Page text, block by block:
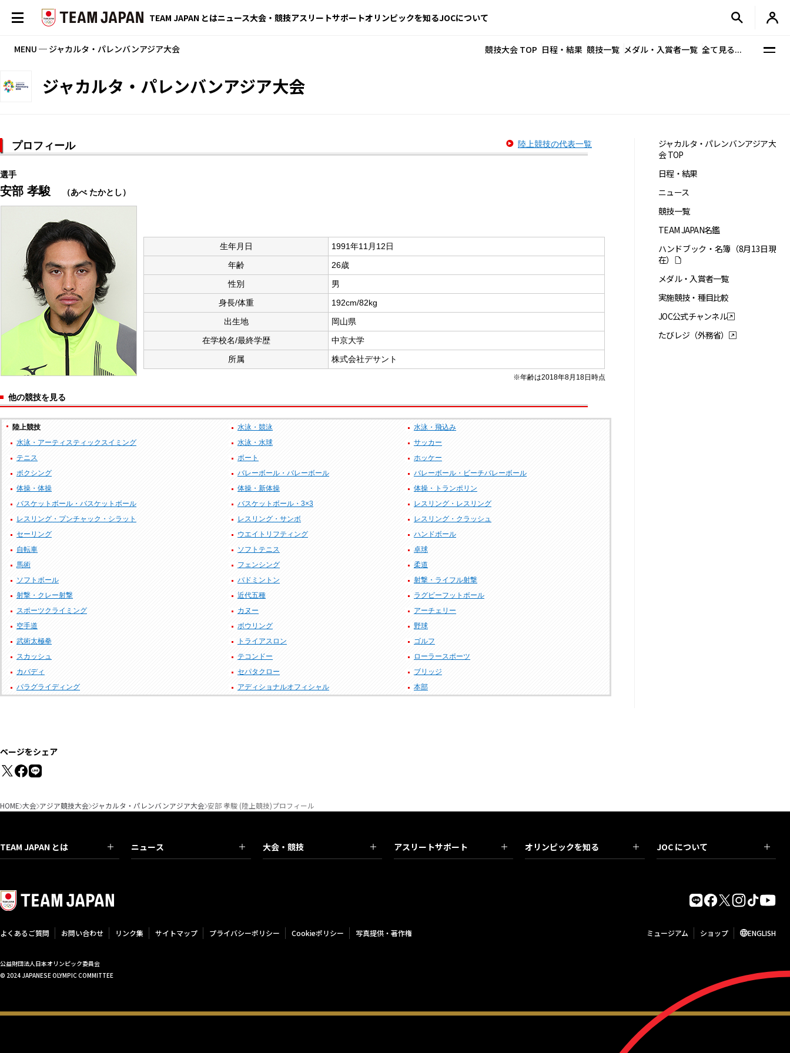
TEAM JAPAN とはニュース大会・競技アスリートサポートオリンピックを知るJOCについて
MENU ─ ジャカルタ・パレンバンアジア大会 競技大会 TOP 日程・結果 競技一覧 メダル・入賞者一覧 全て見る...
ジャカルタ・パレンバンアジア大会
プロフィール 陸上競技の代表一覧
選手
安部 孝駿 （あべ たかとし）
生年月日
1991年11月12日
年齢
26歳
性別
男
身長/体重
192cm/82kg
出生地
岡山県
在学校名/最終学歴
中京大学
所属
株式会社デサント
※年齢は2018年8月18日時点
他の競技を見る
陸上競技 水泳・競泳
水泳・飛込み
水泳・アーティスティックスイミング
水泳・水球
サッカー
テニス
ボート
ホッケー
ボクシング
バレーボール・バレーボール
バレーボール・ビーチバレーボール
体操・体操
体操・新体操
体操・トランポリン
バスケットボール・バスケットボール
バスケットボール・3×3
レスリング・レスリング
レスリング・プンチャック・シラット
レスリング・サンボ
レスリング・クラッシュ
セーリング
ウエイトリフティング
ハンドボール
自転車
ソフトテニス
卓球
馬術
フェンシング
柔道
ソフトボール
バドミントン
射撃・ライフル射撃
射撃・クレー射撃
近代五種
ラグビーフットボール
スポーツクライミング
カヌー
アーチェリー
空手道
ボウリング
野球
武術太極拳
トライアスロン
ゴルフ
スカッシュ
テコンドー
ローラースポーツ
カバディ
セパタクロー
ブリッジ
パラグライディング
アディショナルオフィシャル 本部
ジャカルタ・パレンバンアジア大
会 TOP
日程・結果
ニュース
競技一覧
TEAM JAPAN名鑑
ハンドブック・名簿（8月13日現
在）
メダル・入賞者一覧
実施競技・種目比較
JOC公式チャンネル
たびレジ（外務省）
ページをシェア
HOME 大会 アジア競技大会 ジャカルタ・パレンバンアジア大会 安部 孝駿 (陸上競技)プロフィール
TEAM JAPAN とは ニュース 大会・競技 アスリートサポート オリンピックを知る JOC について
よくあるご質問 お問い合わせ リンク集 サイトマップ プライバシーポリシー Cookieポリシー 写真提供・著作権 ミュージアム ショップ ENGLISH
公益財団法人日本オリンピック委員会
© 2024 JAPANESE OLYMPIC COMMITTEE